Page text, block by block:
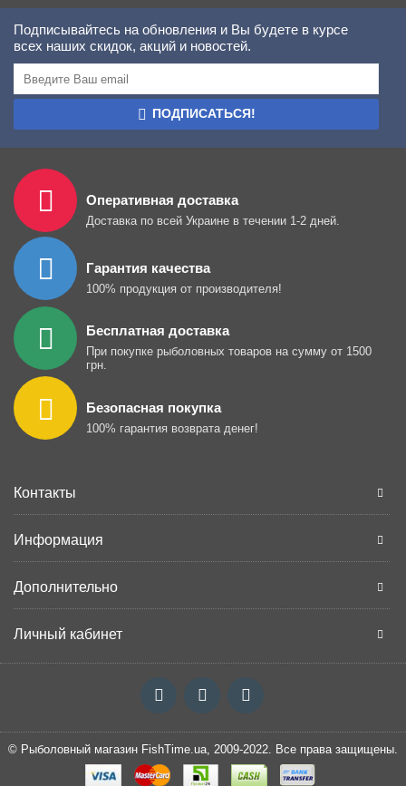
Подписывайтесь на обновления и Вы будете в курсе
всех наших скидок, акций и новостей.
ПОДПИСАТЬСЯ!
Оперативная доставка
Доставка по всей Украине в течении 1-2 дней.
Гарантия качества
100% продукция от производителя!
Бесплатная доставка
При покупке рыболовных товаров на сумму от 1500
грн.
Безопасная покупка
100% гарантия возврата денег!
Контакты
Информация
Дополнительно
Личный кабинет
© Рыболовный магазин FishTime.ua, 2009-2022. Все права защищены.